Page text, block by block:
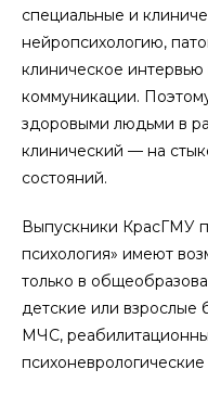
специальные и
нейропсихологию,
клиническое интервью
коммуникации.
здоровыми людьми в
клинический — на
состояний.
Выпускники КрасГМУ
психология» имеют
только в
детские или взрослые
МЧС,